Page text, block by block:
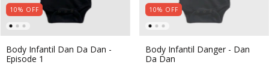
10% OFF
Body Infantil Dan Da Dan -
Episode 1
10% OFF
Body Infantil Danger - Dan
Da Dan